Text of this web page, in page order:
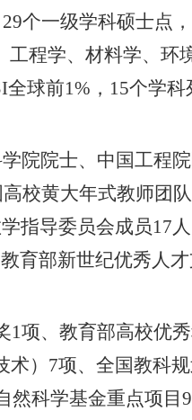
29个一级学科硕士点，
工程学、材料学、环
全球前1% ， 15个学科
院院士、中国工程
高校黄大年式教师团队
指导委员会成员17人
育部新世纪优秀人
1项、教育部高校优
） 7项、全国教科
然科学基金重点项目9